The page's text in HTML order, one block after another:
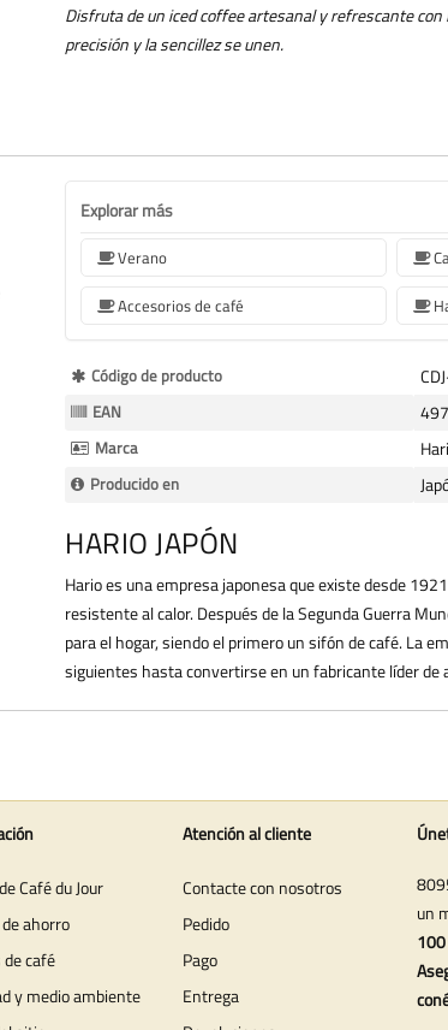
Disfruta de un iced coffee artesanal y refrescante con
precisión y la sencillez se unen.
Explorar más
Verano
Accesorios de café
Más
Información
Código de producto
EAN
Marca
Producido en
HARIO JAPÓN
Hario es una empresa japonesa que existe desde
resistente al calor. Después de la Segunda Guerra
para el hogar, siendo el primero un sifón de café. La
siguientes hasta convertirse en un fabricante líder de
Café du Jour
ahorro
café
y medio ambiente
Atención al cliente
Contacte con nosotros
Pedido
Pago
Entrega
un